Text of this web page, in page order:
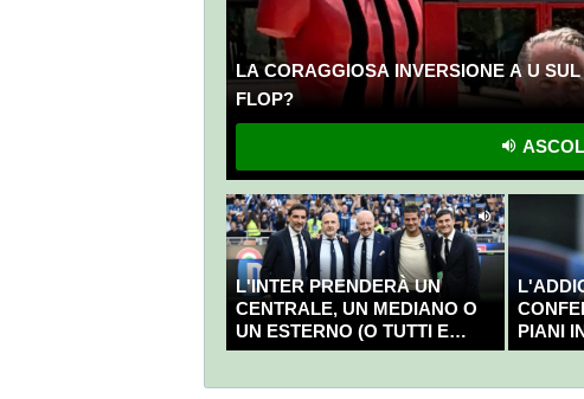
LA CORAGGIOSA INVERSIONE A U
FLOP?
L'INTER PRENDERÀ UN
CENTRALE, UN MEDIANO O
UN ESTERNO (O TUTTI E
TRE?)
PIANI